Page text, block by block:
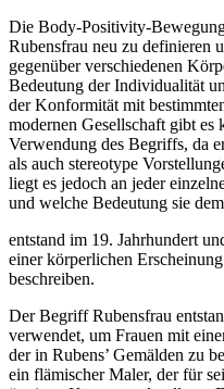
Die Body-Positivity-
Rubensfrau neu zu definieren
gegenüber verschiedenen
Bedeutung der Individualität
der Konformität mit
modernen Gesellschaft gibt es
Verwendung des Begriffs, da
als auch stereotype
liegt es jedoch an jeder
und welche Bedeutung sie
entstand im 19. Jahrhundert
einer körperlichen
beschreiben.
Der Begriff Rubensfrau
verwendet, um Frauen mit
der in Rubens’ Gemälden zu
ein flämischer Maler, der für